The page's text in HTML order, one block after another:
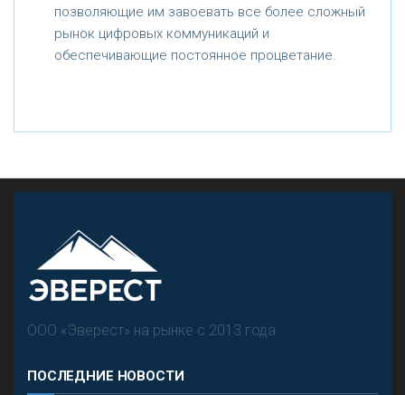
позволяющие им завоевать все более сложный
рынок цифровых коммуникаций и
обеспечивающие постоянное процветание.
ООО «Эверест» на рынке с 2013 года
ПОСЛЕДНИЕ НОВОСТИ